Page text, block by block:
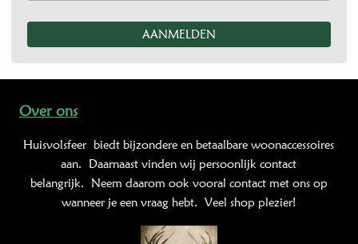
Over ons
Huisvolsfeer biedt bijzondere en betaalbare woonaccessoires
aan. Daarnaast vinden wij persoonlijk contact
belangrijk. Neem daarom ook vooral contact met ons op
wanneer je een vraag hebt. Veel shop plezier!